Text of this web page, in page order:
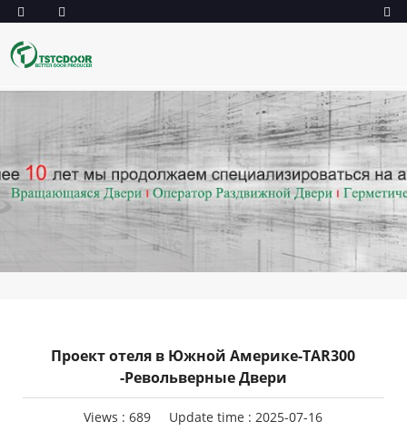
Проект отеля в Южной Америке-TAR300
-Револьверные Двери
Views :689 Update time : 2025-07-16